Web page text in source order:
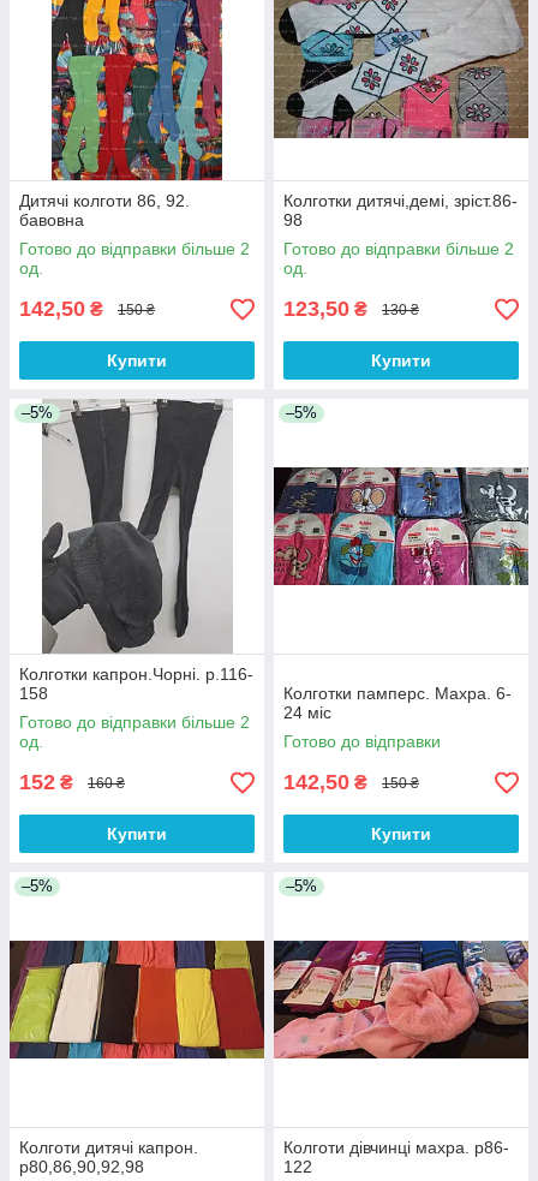
Дитячі колготи 86, 92.
бавовна
Готово до відправки більше 2
од.
142,50 ₴ 150 ₴
Купити
Колготки дитячі,демі, зріст.86-
98
Готово до відправки більше 2
од.
123,50 ₴ 130 ₴
Купити
–5%
Колготки капрон.Чорні. р.116-
158
Готово до відправки більше 2
од.
152 ₴ 160 ₴
Купити
–5%
Колготки памперс. Махра. 6-
24 міс
Готово до відправки
142,50 ₴ 150 ₴
Купити
–5%
Колготи дитячі капрон.
р80,86,90,92,98
–5%
Колготи дівчинці махра. р86-
122